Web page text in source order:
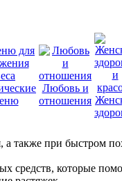
Любовь и
отношения
а также при быстром
средств, которые